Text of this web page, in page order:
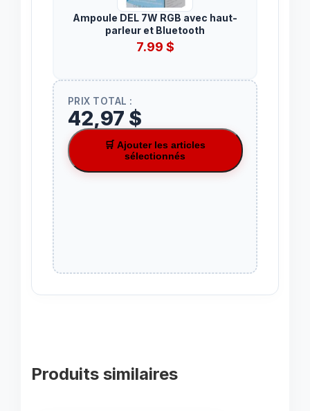
Ampoule DEL 7W RGB avec haut-
parleur et Bluetooth
7.99 $
PRIX TOTAL :
42,97 $
🛒 Ajouter les articles
sélectionnés
Produits similaires